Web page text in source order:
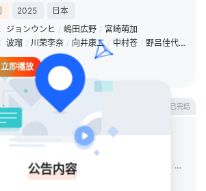
2025
日本
ジョンウンヒ / 嶋田広野 / 宮崎萌加
波瑠 / 川荣李奈 / 向井康二 / 中村苍 / 野吕佳代 /
立即播放
已完结
两个人的梦想与恋爱~
2023
宮崎萌加
福原遥 / 深田恭子 / / 上杉柊
公告内容